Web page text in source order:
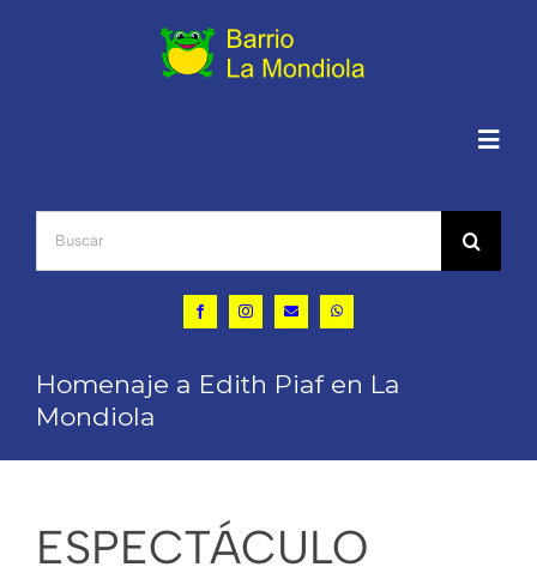
Inicio
Quiénes somos
Actualidad
Más secciones
Homenaje a Edith Piaf en La
Mondiola
ESPECTÁCULO